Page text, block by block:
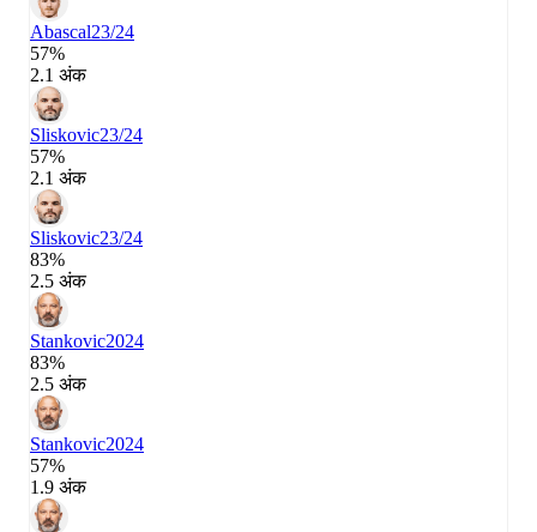
Abascal23/24
57%
2.1 अंक
Sliskovic23/24
57%
2.1 अंक
Sliskovic23/24
83%
2.5 अंक
Stankovic2024
83%
2.5 अंक
Stankovic2024
57%
1.9 अंक